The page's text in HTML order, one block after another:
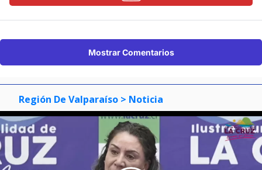
Mostrar Comentarios
Región De Valparaíso > Noticia